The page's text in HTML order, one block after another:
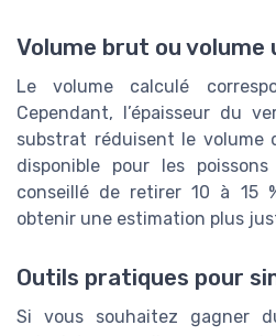
Volume brut ou volume
Le volume calculé
Cependant, l’épaisseur du
substrat réduisent le volume
disponible pour les
conseillé de retirer 10 à 15
obtenir une estimation plus
Outils pratiques pour
Si vous souhaitez gagner